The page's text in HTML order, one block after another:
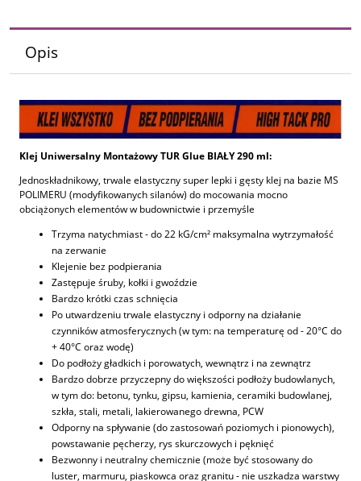
Opis
Klej Uniwersalny Montażowy TUR Glue BIAŁY 290 ml:
Jednoskładnikowy, trwale elastyczny super lepki i gęsty klej na bazie MS
POLIMERU (modyfikowanych silanów) do mocowania mocno
obciążonych elementów w budownictwie i przemyśle
Trzyma natychmiast - do 22 kG/cm² maksymalna wytrzymałość
na zerwanie
Klejenie bez podpierania
Zastępuje śruby, kołki i gwoździe
Bardzo krótki czas schnięcia
Po utwardzeniu trwale elastyczny i odporny na działanie
czynników atmosferycznych (w tym: na temperaturę od - 20°C do
+ 40°C oraz wodę)
Do podłoży gładkich i porowatych, wewnątrz i na zewnątrz
Bardzo dobrze przyczepny do większości podłoży budowlanych,
w tym do: betonu, tynku, gipsu, kamienia, ceramiki budowlanej,
szkła, stali, metali, lakierowanego drewna, PCW
Odporny na spływanie (do zastosowań poziomych i pionowych),
powstawanie pęcherzy, rys skurczowych i pęknięć
Bezwonny i neutralny chemicznie (może być stosowany do
luster, marmuru, piaskowca oraz granitu - nie uszkadza warstwy